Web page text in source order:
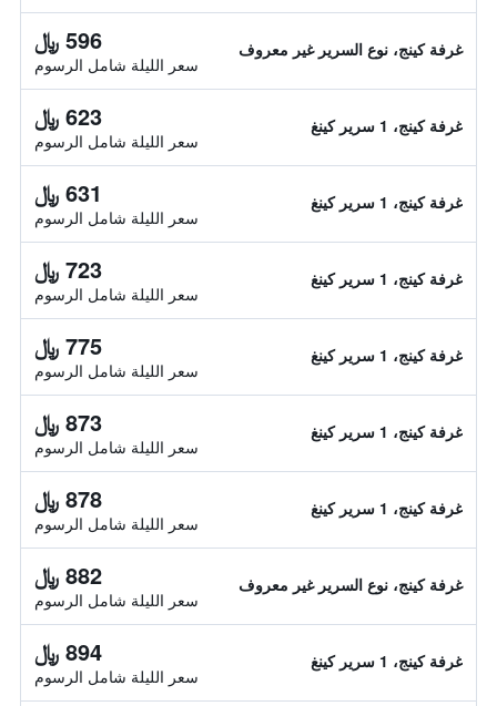
غرفة كينج، نوع السرير غير معروف 596 ﷼
سعر الليلة شامل الرسوم
غرفة كينج، 1 سرير كينغ 623 ﷼
سعر الليلة شامل الرسوم
غرفة كينج، 1 سرير كينغ 631 ﷼
سعر الليلة شامل الرسوم
غرفة كينج، 1 سرير كينغ 723 ﷼
سعر الليلة شامل الرسوم
غرفة كينج، 1 سرير كينغ 775 ﷼
سعر الليلة شامل الرسوم
غرفة كينج، 1 سرير كينغ 873 ﷼
سعر الليلة شامل الرسوم
غرفة كينج، 1 سرير كينغ 878 ﷼
سعر الليلة شامل الرسوم
غرفة كينج، نوع السرير غير معروف 882 ﷼
سعر الليلة شامل الرسوم
غرفة كينج، 1 سرير كينغ 894 ﷼
سعر الليلة شامل الرسوم